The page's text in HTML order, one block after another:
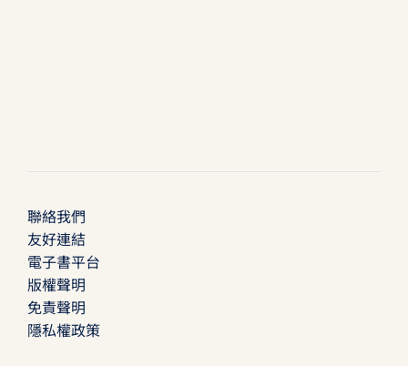
聯絡我們
友好連結
電子書平台
版權聲明
免責聲明
隱私權政策